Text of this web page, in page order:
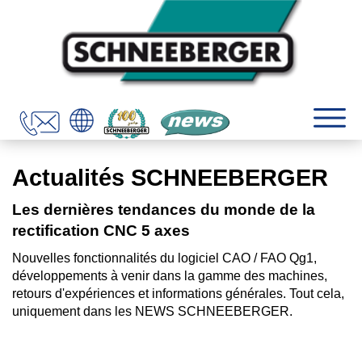
Actualités SCHNEEBERGER
Les dernières tendances du monde de la
rectification CNC 5 axes
Nouvelles fonctionnalités du logiciel CAO / FAO Qg1,
développements à venir dans la gamme des machines,
retours d'expériences et informations générales. Tout cela,
uniquement dans les NEWS SCHNEEBERGER.